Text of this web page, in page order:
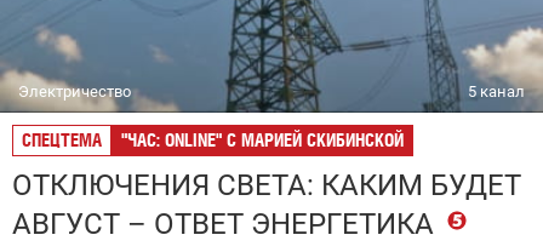
Электричество 5 канал
СПЕЦТЕМА "ЧАС: ONLINE" С МАРИЕЙ СКИБИНСКОЙ
ОТКЛЮЧЕНИЯ СВЕТА: КАКИМ БУДЕТ
АВГУСТ – ОТВЕТ ЭНЕРГЕТИКА